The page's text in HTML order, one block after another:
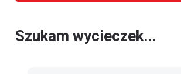
Szukam wycieczek...